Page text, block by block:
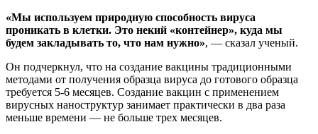
«Мы используем природную способность вируса
проникать в клетки. Это некий «контейнер», куда мы
будем закладывать то, что нам нужно», — сказал ученый.
Он подчеркнул, что на создание вакцины традиционными
методами от получения образца вируса до готового образца
требуется 5-6 месяцев. Создание вакцин с применением
вирусных наноструктур занимает практически в два раза
меньше времени — не больше трех месяцев.